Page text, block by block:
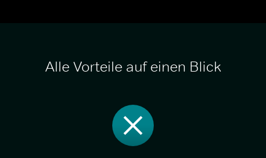
Alle Vorteile auf einen Blick